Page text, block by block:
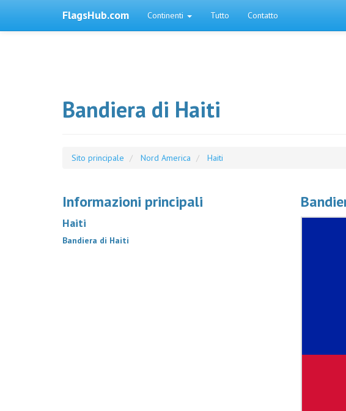
FlagsHub.com Continenti Tutto Contatto
Bandiera di Haiti
Sito principale Nord America Haiti
Informazioni principali
Haiti
Bandiera di Haiti